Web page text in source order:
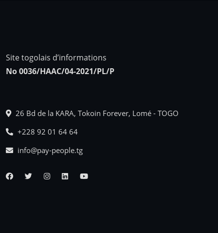
Site togolais d’informations
No 0036/HAAC/04-2021/PL/P
26 Bd de la KARA, Tokoin Forever, Lomé - TOGO
+228 92 01 64 64
info@pay-people.tg